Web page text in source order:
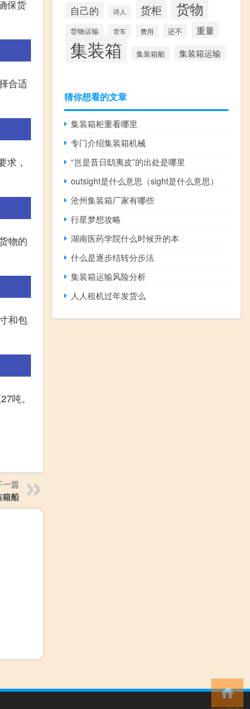
保货
合适
求，
物的
和包
吨。
一篇
箱船
自己的 诗人 货柜 货物
货物运输 货车 费用 还不 重量
集装箱 集装箱船 集装箱运输
猜你想看的文章
集装箱柜重看哪里
专门介绍集装箱机械
“岂是昔日鸱夷皮”的出处是哪里
outsight是什么意思（sight是什么意思）
沧州集装箱厂家有哪些
行星梦想攻略
湖南医药学院什么时候升的本
什么是逐步结转分步法
集装箱运输风险分析
人人租机过年发货么